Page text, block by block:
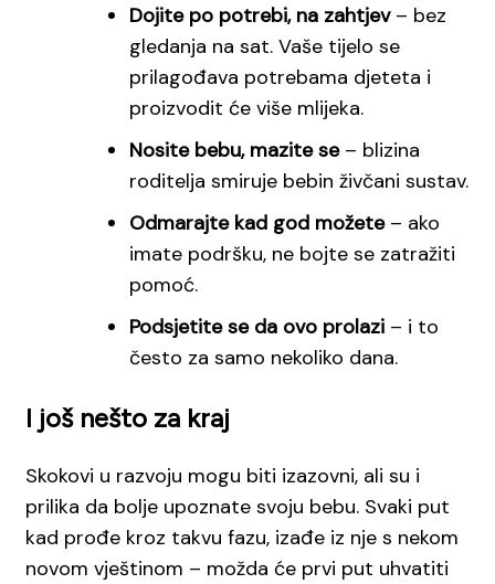
Dojite po potrebi, na zahtjev– bez
gledanja na sat. Vaše tijelo se
prilagođava potrebama djeteta i
proizvodit će više mlijeka.
Nosite bebu, mazite se– blizina
roditelja smiruje bebin živčani sustav.
Odmarajte kad god možete– ako
imate podršku, ne bojte se zatražiti
pomoć.
Podsjetite se da ovo prolazi – i to
često za samo nekoliko dana.
I još nešto za kraj
Skokovi u razvoju mogu biti izazovni, ali su i
prilika da bolje upoznate svoju bebu. Svaki put
kad prođe kroz takvu fazu, izađe iz nje s nekom
novom vještinom – možda će prvi put uhvatiti